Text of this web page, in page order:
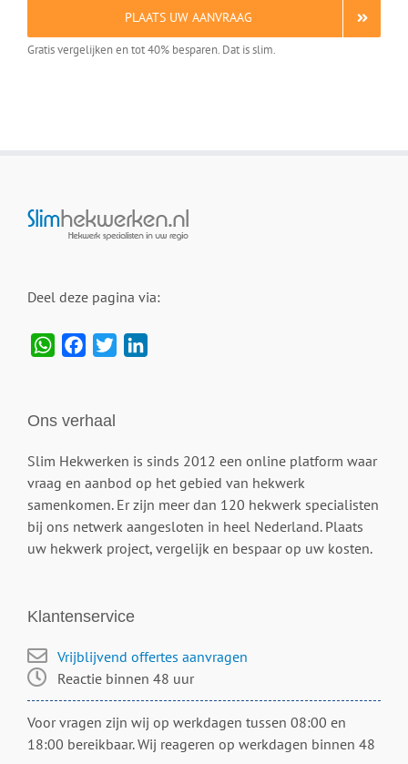
PLAATS UW AANVRAAG
Gratis vergelijken en tot 40% besparen. Dat is slim.
Deel deze pagina via:
WhatsAppFacebook
Twitter
Ons verhaal
Slim Hekwerken is sinds 2012 een online platform waar
vraag en aanbod op het gebied van hekwerk
samenkomen. Er zijn meer dan 120 hekwerk specialisten
bij ons netwerk aangesloten in heel Nederland. Plaats
uw hekwerk project, vergelijk en bespaar op uw kosten.
Klantenservice
Vrijblijvend offertes aanvragen
Reactie binnen 48 uur
Voor vragen zijn wij op werkdagen tussen 08:00 en
18:00 bereikbaar. Wij reageren op werkdagen binnen 48